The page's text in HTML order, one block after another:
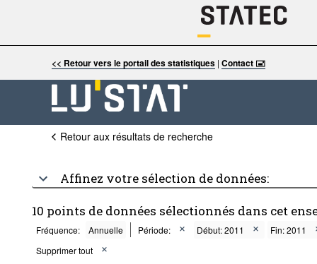
<< Retour vers le portail des statistiques| Contact 🖃
Retour aux résultats de recherche
Affinez votre sélection de données:
10 points de données sélectionnés dans cet
Fréquence: Annuelle Période: Début: 2011
Fin: 2011
Supprimer tout